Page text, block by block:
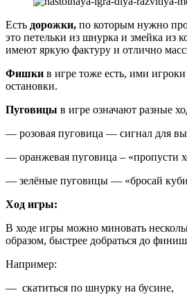
Есть дорожки, по которым нужно
это петельки из шнурка и змейка из
имеют яркую фактуру и отлично
Фишки в игре тоже есть, ими
остановки.
Пуговицы в игре означают разные
— розовая пуговица — сигнал для
— оранжевая пуговица – «пропусти
— зелёные пуговицы — «бросай
Ход игры:
В ходе игры можно миновать
образом, быстрее добраться до
Например:
— скатиться по шнурку на бусине,